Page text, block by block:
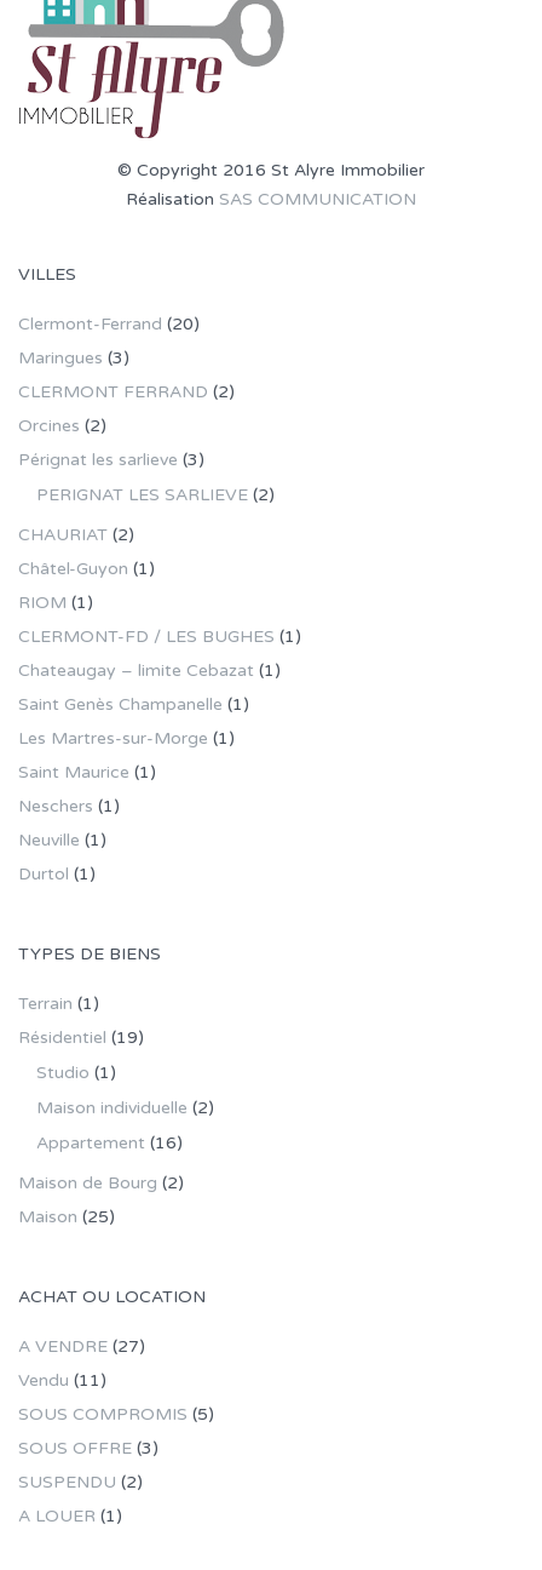
© Copyright 2016 St Alyre Immobilier
Réalisation SAS COMMUNICATION
VILLES
Clermont-Ferrand (20)
Maringues (3)
CLERMONT FERRAND (2)
Orcines (2)
Pérignat les sarlieve (3)
PERIGNAT LES SARLIEVE (2)
CHAURIAT (2)
Châtel-Guyon (1)
RIOM (1)
CLERMONT-FD / LES BUGHES (1)
Chateaugay – limite Cebazat (1)
Saint Genès Champanelle (1)
Les Martres-sur-Morge (1)
Saint Maurice (1)
Neschers (1)
Neuville (1)
Durtol (1)
TYPES DE BIENS
Terrain (1)
Résidentiel (19)
Studio (1)
Maison individuelle (2)
Appartement (16)
Maison de Bourg (2)
Maison (25)
ACHAT OU LOCATION
A VENDRE (27)
Vendu (11)
SOUS COMPROMIS (5)
SOUS OFFRE (3)
SUSPENDU (2)
A LOUER (1)